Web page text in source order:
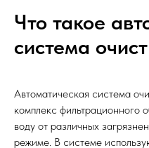
Что такое
система
Автоматическая система
комплекс фильтрационного
воду от различных
режиме. В системе